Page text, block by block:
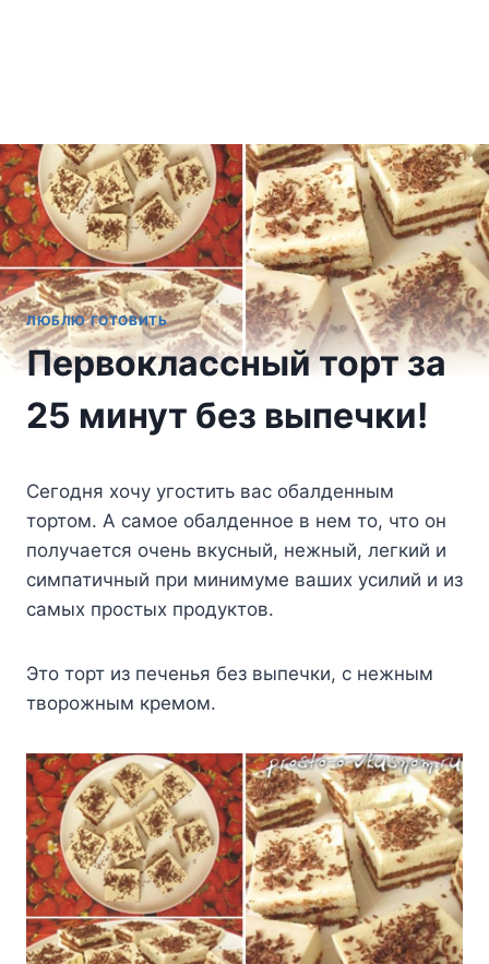
ЛЮБЛЮ ГОТОВИТЬ
Первоклассный торт за
25 минут без выпечки!
Сегодня хочу угостить вас обалденным
тортом. А самое обалденное в нем то, что он
получается очень вкусный, нежный, легкий и
симпатичный при минимуме ваших усилий и из
самых простых продуктов.
Это торт из печенья без выпечки, с нежным
творожным кремом.